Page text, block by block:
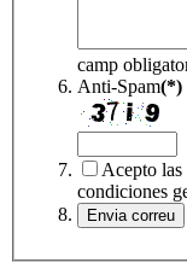
camp
Anti-Spam(*)
Acepto las
condiciones